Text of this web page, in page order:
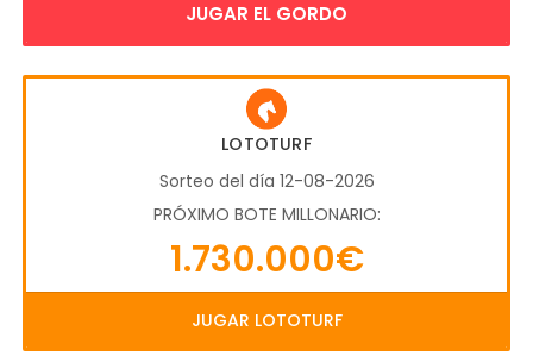
JUGAR EL GORDO
LOTOTURF
Sorteo del día 12-08-2026
PRÓXIMO BOTE MILLONARIO:
1.730.000€
JUGAR LOTOTURF